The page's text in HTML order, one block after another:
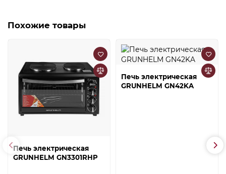
Похожие товары
Печь электрическая
GRUNHELM GN3301RHP
Печь электрическая
GRUNHELM GN42KA